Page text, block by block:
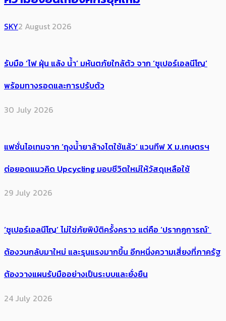
SKY2 August 2026
รับมือ ‘ไฟ ฝุ่น แล้ง น้ำ’ มหันตภัยใกล้ตัว จาก ‘ซูเปอร์เอลนีโญ’
พร้อมทางรอดและการปรับตัว
30 July 2026
แฟชั่นไอเทมจาก ‘ถุงน้ำยาล้างไตใช้แล้ว’ แวนทีฟ X ม.เกษตรฯ
ต่อยอดแนวคิด Upcycling มอบชีวิตใหม่ให้วัสดุเหลือใช้
29 July 2026
‘ซูเปอร์เอลนีโญ’ ไม่ใช่ภัยพิบัติครั้งคราว แต่คือ ‘ปรากฏการณ์’ ​
ต้อง​วนกลับมาใหม่ และรุนแรงมากขึ้น อีกหนึ่งความเสี่ยงที่ภาครัฐ
ต้องวางแผนรับมืออย่างเป็นระบบและยั่งยืน
24 July 2026